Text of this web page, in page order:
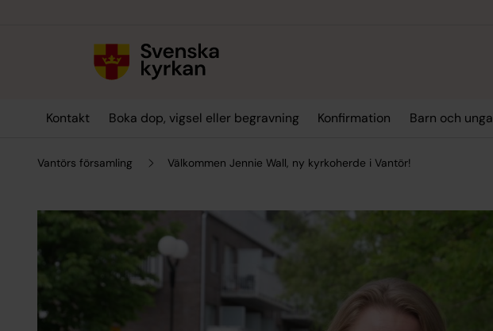
Kontakt Boka dop, vigsel eller begravning Konfirmation Barn och unga
Vantörs församling Välkommen Jennie Wall, ny kyrkoherde i Vantör!